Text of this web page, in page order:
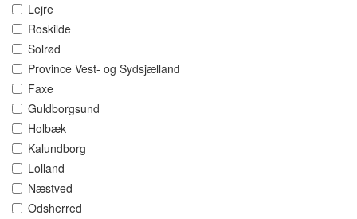
Lejre
Roskilde
Solrød
Province Vest- og Sydsjælland
Faxe
Guldborgsund
Holbæk
Kalundborg
Lolland
Næstved
Odsherred